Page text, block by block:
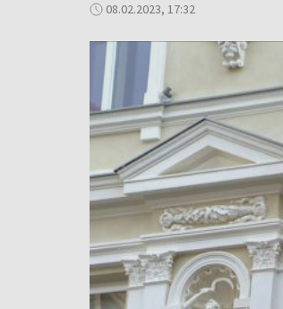
08.02.2023, 17:32